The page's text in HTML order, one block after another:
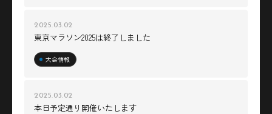
2025.03.02
東京マラソン2025は終了しました
大会情報
2025.03.02
本日予定通り開催いたします